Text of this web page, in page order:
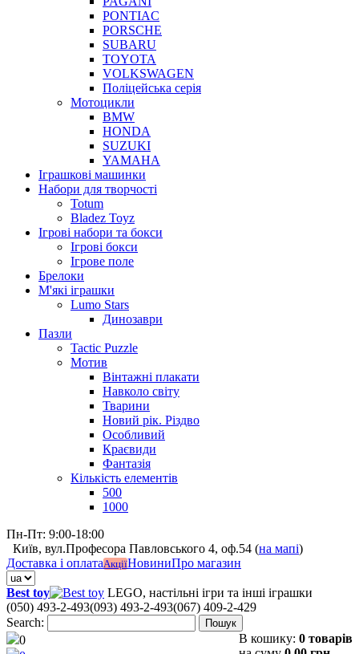
PONTIAC
PORSCHE
SUBARU
TOYOTA
VOLKSWAGEN
Поліцейська серія
Мотоцикли
BMW
HONDA
SUZUKI
YAMAHA
Іграшкові машинки
Набори для творчості
Totum
Bladez Toyz
Ігрові набори та бокси
Ігрові бокси
Ігрове поле
Брелоки
М'які іграшки
Lumo Stars
Динозаври
Пазли
Tactic Puzzle
Мотив
Вінтажні плакати
Навколо світу
Тварини
Новий рік. Різдво
Особливий
Краєвиди
Фантазія
Кількість елементів
500
1000
Пн-Пт: 9:00-18:00
Київ, вул.Професора Павловського 4, оф.54 (на мапі)
Доставка і оплатаАкціїНовиниПро магазин
Best toy
LEGO, настільні ігри та інші іграшки
(050) 493-2-493(093) 493-2-493(067) 409-2-429
Search:
Пошук
0 В кошику: 0 товарів